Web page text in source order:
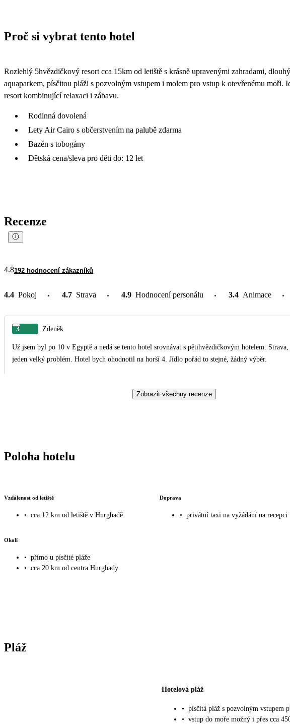
Proč si vybrat tento hotel
Rozlehlý 5hvězdičkový resort cca 15km od letiště s krásně upravenými zahradami,
aquaparkem, písčitou pláži s pozvolným vstupem i molem pro vstup k otevřenému moři.
resort kombinující relaxaci i zábavu.
Rodinná dovolená
Lety Air Cairo s občerstvením na palubě zdarma
Bazén s tobogány
Dětská cena/sleva pro děti do: 12 let
Recenze
4.8192 hodnocení zákazníků
4.4 Pokoj 4.7 Strava 4.9 Hodnocení personálu 3.4 Animace
3 Zdeněk
Už jsem byl po 10 v Egyptě a nedá se tento hotel srovnávat s pětihvězdičkovým hotelem.
jeden velký problém. Hotel bych ohodnotil na horší 4. Jídlo pořád to stejné, žádný výběr.
Zobrazit všechny recenze
Poloha hotelu
Vzdálenost od letiště
• cca 12 km od letiště v Hurghadě
Doprava
• privátní taxi na vyžádání na recepci
Okolí
• přímo u písčité pláže
• cca 20 km od centra Hurghady
Pláž
Hotelová pláž
• písčitá pláž s pozvolným vstupem
• vstup do moře možný i přes cca